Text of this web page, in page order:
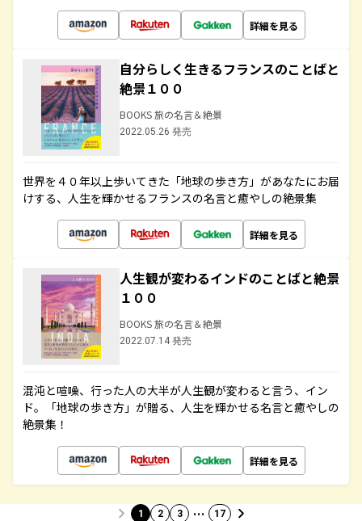
詳細を見る
自分らしく生きるフランスのことばと
絶景１００
BOOKS 旅の名言＆絶景
2022.05.26 発売
世界を４０年以上歩いてきた「地球の歩き方」があなたにお届
けする、人生を輝かせるフランスの名言と癒やしの絶景集
詳細を見る
人生観が変わるインドのことばと絶景
１００
BOOKS 旅の名言＆絶景
2022.07.14 発売
混沌と喧噪、行った人の大半が人生観が変わると言う、イン
ド。「地球の歩き方」が贈る、人生を輝かせる名言と癒やしの
絶景集！
詳細を見る
1 2 3 … 17